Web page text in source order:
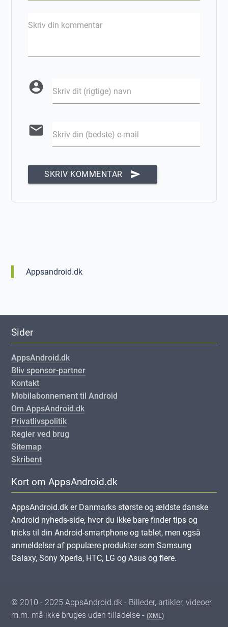
Skriv din kommentar
account_circle Skriv dit (rigtige) navn
email Skriv din (bedste) e-mail
SKRIV KOMMENTAR send
Appsandroid.dk
Sider
AppsAndroid.dk
Bliv sponsor-partner
Kontakt
Mobilabonnement til Android
Om AppsAndroid.dk
Privatlivspolitik
Regler ved brug
Sitemap
Skribent
Kort om AppsAndroid.dk
AppsAndroid.dk er Danmarks største og ældste danske
Android nyheds-side, hvor du ikke bare finder tips og
tricks til din Android-smartphone og tablet, men også
anmeldelser af populære produkter som Samsung
Galaxy, Sony Xperia, HTC, LG og Asus og flere.
© 2010 - 2025 AppsAndroid.dk - Billeder, artikler, videoer
m.m. må ikke bruges uden tilladelse -(XML)